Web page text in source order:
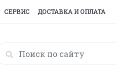
СЕРВИС ДОСТАВКА И ОПЛАТА